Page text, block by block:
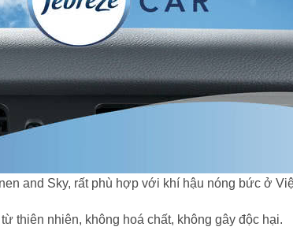
and Sky, rất phù hợp với khí hậu nóng bức ở
thiên nhiên, không hoá chất, không gây độc hại.